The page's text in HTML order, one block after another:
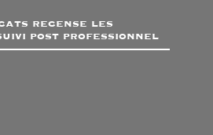
recense les
post professionnel